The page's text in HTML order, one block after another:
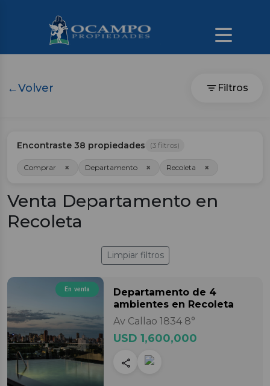
←Volver Filtros
Encontraste 38 propiedades (3 filtros)
Comprar × Departamento × Recoleta ×
Venta Departamento en
Recoleta
Limpiar filtros
En venta Departamento de 4
ambientes en Recoleta
Av Callao 1834 8°
USD 1,600,000